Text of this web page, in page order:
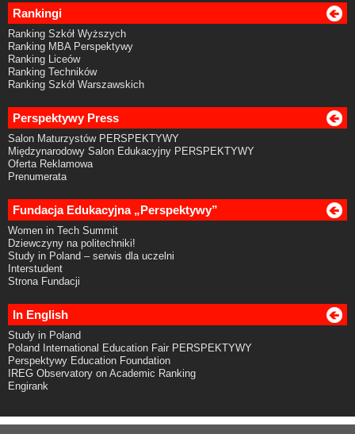
Rankingi
Ranking Szkół Wyższych
Ranking MBA Perspektywy
Ranking Liceów
Ranking Techników
Ranking Szkół Warszawskich
Perspektywy Press
Salon Maturzystów PERSPEKTYWY
Międzynarodowy Salon Edukacyjny PERSPEKTYWY
Oferta Reklamowa
Prenumerata
Fundacja Edukacyjna „Perspektywy”
Women in Tech Summit
Dziewczyny na politechniki!
Study in Poland – serwis dla uczelni
Interstudent
Strona Fundacji
In English
Study in Poland
Poland International Education Fair PERSPEKTYWY
Perspektywy Education Foundation
IREG Observatory on Academic Ranking
Engirank